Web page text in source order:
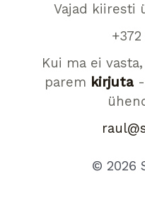
Vajad kiiresti
Kui ma ei
parem kirjuta-
© 2026